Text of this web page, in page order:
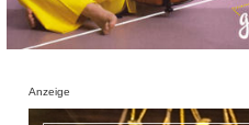
Anzeige